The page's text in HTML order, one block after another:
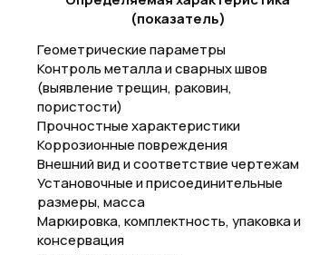
(показатель)
Геометрические параметры
Контроль металла и сварных швов
(выявление трещин, раковин,
пористости)
Прочностные характеристики
Коррозионные повреждения
Внешний вид и соответствие чертежам
Установочные и присоединительные
размеры, масса
Маркировка, комплектность, упаковка и
консервация